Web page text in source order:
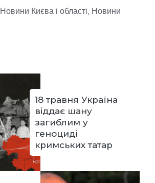
Новини Києва і області, Новини
18 травня Україна
віддає шану
загиблим у
геноциді
кримських татар